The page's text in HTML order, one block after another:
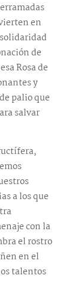
en
de
Rosa de
y
palio que
salvar
a los que
con la
el rostro
en el
talentos